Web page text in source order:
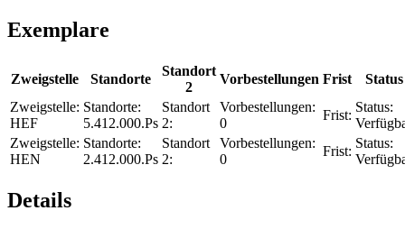
Exemplare
Zweigstelle Standorte
Standort
2
Vorbestellungen Frist
Status
Zweigstelle:
HEF
Standorte:
5.412.000.Ps
Standort
2:
Vorbestellungen:
0
Frist:
Status:
Zweigstelle:
HEN
Standorte:
2.412.000.Ps
Standort
2:
Vorbestellungen:
0
Frist:
Status:
Details